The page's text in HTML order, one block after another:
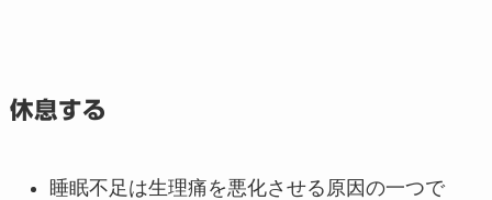
休息する
睡眠不足は生理痛を悪化させる原因の一つで